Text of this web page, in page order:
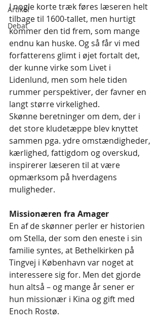
Artikel
Debat
I nogle korte træk føres læseren helt
tilbage til 1600-tallet, men hurtigt
kommer den tid frem, som mange
endnu kan huske. Og så får vi med
forfatterens glimt i øjet fortalt det,
der kunne virke som Livet i
Lidenlund, men som hele tiden
rummer perspektiver, der favner en
langt større virkelighed.
Skønne beretninger om dem, der i
det store kludetæppe blev knyttet
sammen pga. ydre omstændigheder,
kærlighed, fattigdom og overskud,
inspirerer læseren til at være
opmærksom på hverdagens
muligheder.
Missionæren fra Amager
En af de skønner perler er historien
om Stella, der som den eneste i sin
familie syntes, at Bethelkirken på
Tingvej i København var noget at
interessere sig for. Men det gjorde
hun altså – og mange år sener er
hun missionær i Kina og gift med
Enoch Rostø.